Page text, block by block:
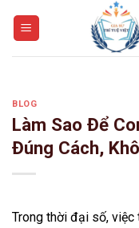
BLOG
Làm Sao Để
Đúng Cách,
Trong thời đại số,